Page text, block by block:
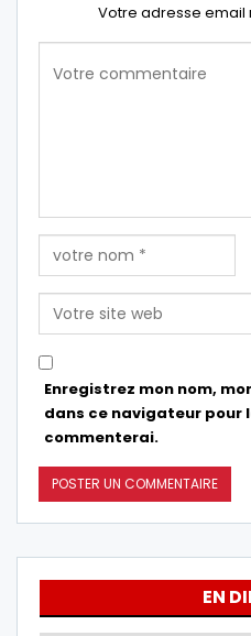
Votre adresse email
Enregistrez mon nom,
dans ce navigateur pour
commenterai.
EN